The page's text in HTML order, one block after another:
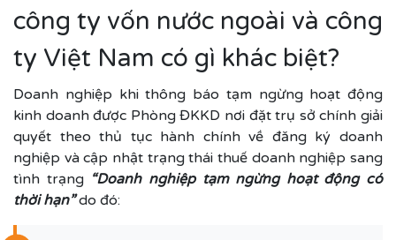
công ty vốn nước ngoài và công
ty Việt Nam có gì khác biệt?
Doanh nghiệp khi thông báo tạm ngừng hoạt động
kinh doanh được Phòng ĐKKD nơi đặt trụ sở chính giải
quyết theo thủ tục hành chính về đăng ký doanh
nghiệp và cập nhật trạng thái thuế doanh nghiệp sang
tình trạng “Doanh nghiệp tạm ngừng hoạt động có
thời hạn”do đó: